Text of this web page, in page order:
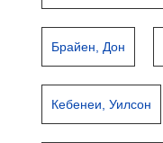
Брайен, Дон
Кебенеи, Уилсон